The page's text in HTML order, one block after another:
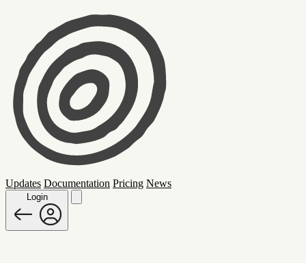
Updates Documentation Pricing News
Login